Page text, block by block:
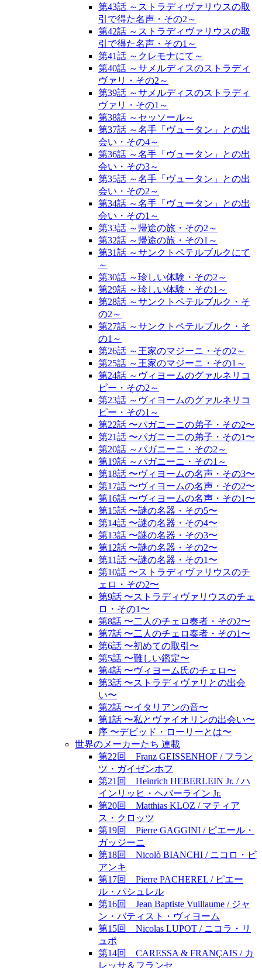
第43話 ～ストラディヴァリウスの取
引で得た名声・その2～
第42話 ～ストラディヴァリウスの取
引で得た名声・その1～
第41話 ～クレモナにて～
第40話 ～サメルディスのストラディ
ヴァリ・その2～
第39話 ～サメルディスのストラディ
ヴァリ・その1～
第38話 ～セッソール～
第37話 ～名手「ヴュータン」との出
会い・その4～
第36話 ～名手「ヴュータン」との出
会い・その3～
第35話 ～名手「ヴュータン」との出
会い・その2～
第34話 ～名手「ヴュータン」との出
会い・その1～
第33話 ～帰途の旅・その2～
第32話 ～帰途の旅・その1～
第31話 ～サンクトペテルブルクにて
～
第30話 ～珍しい体験・その2～
第29話 ～珍しい体験・その1～
第28話 ～サンクトペテルブルク・そ
の2～
第27話 ～サンクトペテルブルク・そ
の1～
第26話 ～王家のマジーニ・その2～
第25話 ～王家のマジーニ・その1～
第24話 ～ヴィヨームのグァルネリコ
ピー・その2～
第23話 ～ヴィヨームのグァルネリコ
ピー・その1～
第22話 〜パガニーニの弟子・その2〜
第21話 〜パガニーニの弟子・その1〜
第20話 ～パガニーニ・その2～
第19話 ～パガニーニ・その1～
第18話 〜ヴィヨームの名声・その3〜
第17話 〜ヴィヨームの名声・その2〜
第16話 〜ヴィヨームの名声・その1〜
第15話 〜謎の名器・その5〜
第14話 〜謎の名器・その4〜
第13話 〜謎の名器・その3〜
第12話 〜謎の名器・その2〜
第11話 〜謎の名器・その1〜
第10話 〜ストラディヴァリウスのチ
ェロ・その2〜
第9話 〜ストラディヴァリウスのチェ
ロ・その1〜
第8話 〜二人のチェロ奏者・その2〜
第7話 〜二人のチェロ奏者・その1〜
第6話 〜初めての取引〜
第5話 〜難しい鑑定〜
第4話 〜ヴィヨーム氏のチェロ〜
第3話 〜ストラディヴァリとの出会
い〜
第2話 〜イタリアンの音〜
第1話 〜私とヴァイオリンの出会い〜
序 〜デビッド・ローリーとは〜
世界のメーカーたち 連載
第22回 Franz GEISSENHOF / フラン
ツ・ガイゼンホフ
第21回 Heinrich HEBERLEIN Jr. / ハ
インリッヒ・ヘバーライン Jr.
第20回 Matthias KLOZ / マティア
ス・クロッツ
第19回 Pierre GAGGINI / ピエール・
ガッジーニ
第18回 Nicolò BIANCHI / ニコロ・ビ
アンキ
第17回 Pierre PACHEREL / ピエー
ル・パシュレル
第16回 Jean Baptiste Vuillaume / ジャ
ン・バティスト・ヴィヨーム
第15回 Nicolas LUPOT / ニコラ・リ
ュポ
第14回 CARESSA & FRANÇAIS / カ
レッサ＆フランセ